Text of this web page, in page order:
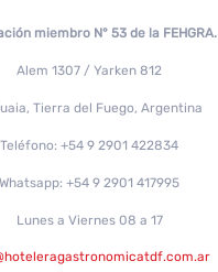
miembro N° 53 de la FEHGRA.
Alem 1307 / Yarken 812
Tierra del Fuego, Argentina
Teléfono: +54 9 2901 422834
Whatsapp: +54 9 2901 417995
Lunes a Viernes 08 a 17